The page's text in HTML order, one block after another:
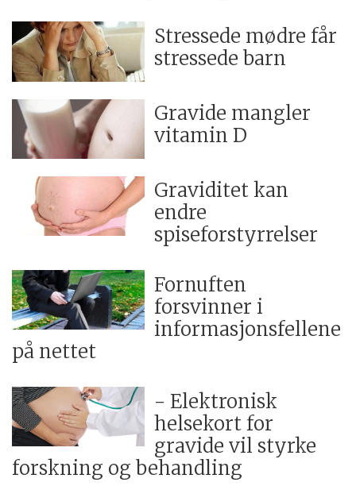
Stressede mødre får
stressede barn
Gravide mangler
vitamin D
Graviditet kan
endre
spiseforstyrrelser
Fornuften
forsvinner i
informasjonsfellene
på nettet
- Elektronisk
helsekort for
gravide vil styrke
forskning og behandling